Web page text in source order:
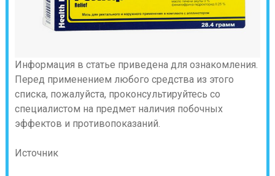
Информация в статье приведена для ознакомления.
Перед применением любого средства из этого
списка, пожалуйста, проконсультируйтесь со
специалистом на предмет наличия побочных
эффектов и противопоказаний.
Источник